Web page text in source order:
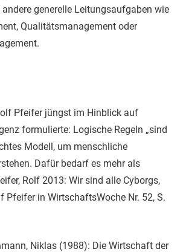
generelle Leitungsaufgaben wie
Qualitätsmanagement oder
Pfeifer jüngst im Hinblick auf
formulierte: Logische Regeln „sind
Modell, um menschliche
Dafür bedarf es mehr als
Rolf 2013: Wir sind alle Cyborgs,
Pfeifer in WirtschaftsWoche Nr. 52, S.
Niklas (1988): Die Wirtschaft der